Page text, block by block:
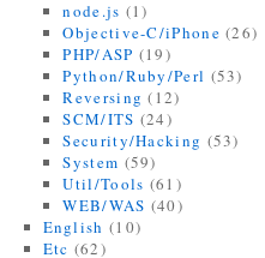
node.js (1)
Objective-C/iPhone (26)
PHP/ASP (19)
Python/Ruby/Perl (53)
Reversing (12)
SCM/ITS (24)
Security/Hacking (53)
System (59)
Util/Tools (61)
WEB/WAS (40)
English (10)
Etc (62)